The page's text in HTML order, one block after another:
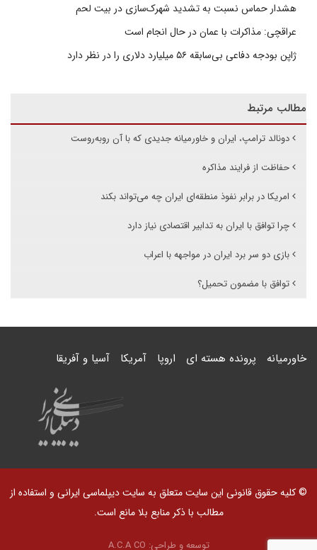
هشدار حماس نسبت به تشدید شهرک‌سازی در بیت‌ لحم
عراقچی: مذاکرات با عمان در حال انجام است
ژاپن بودجه دفاعی بی‌سابقه ۵۶ میلیارد دلاری را در نظر دارد
مطالب مرتبط
دونالد ترامپ، ایران و خاورمیانه جدیدی که با آن روبه‌روست
حفاظت از فرایند مذاکره
امریکا در برابر نفوذ منطقه‌ای ایران چه می‌تواند بکند
چرا توافق با ایران به تدابیر اقتصادی نیاز دارد
بازی دو سر برد ایران در مواجهه با اعراب
توافق با مضمون تحمیل؟
خاورمیانه پرونده هسته ای اروپا آمریکا آسیا و آفریقا
© کلیه حقوق قانونی این سایت متعلق به سایت دیپلماسی ایرانی و استفاده از
مطالب با ذکر منابع بلا مانع است.
توسعه و طراحی: A.C.A CO